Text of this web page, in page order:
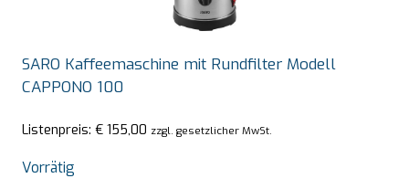
SARO Kaffeemaschine mit Rundfilter Modell
CAPPONO 100
Listenpreis: € 155,00 zzgl. gesetzlicher MwSt.
Vorrätig